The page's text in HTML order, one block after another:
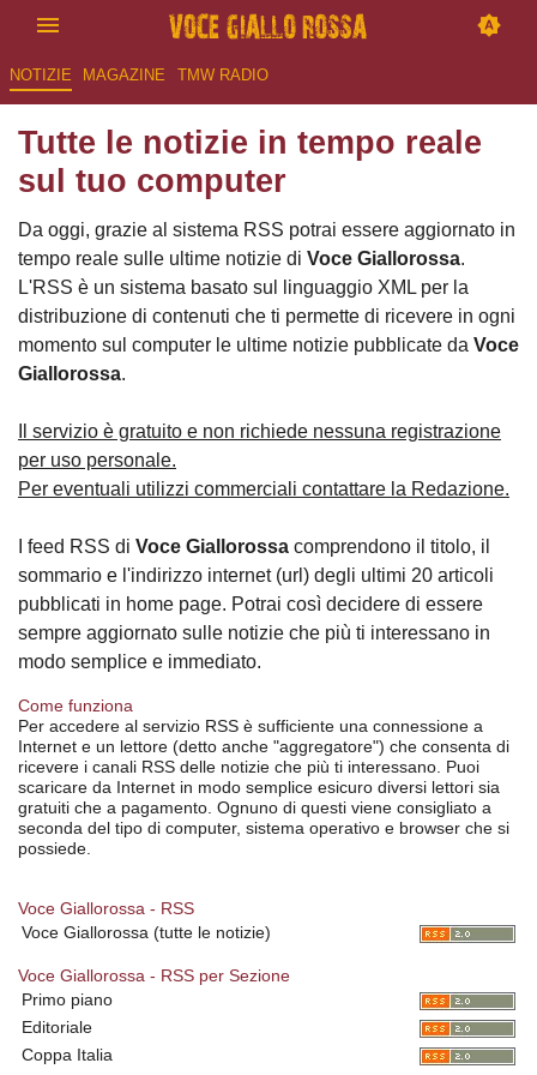
NOTIZIE MAGAZINE TMW RADIO
Tutte le notizie in tempo reale
sul tuo computer
Da oggi, grazie al sistema RSS potrai essere aggiornato in
tempo reale sulle ultime notizie di Voce Giallorossa.
L'RSS è un sistema basato sul linguaggio XML per la
distribuzione di contenuti che ti permette di ricevere in ogni
momento sul computer le ultime notizie pubblicate da Voce
Giallorossa.
Il servizio è gratuito e non richiede nessuna registrazione
per uso personale.
Per eventuali utilizzi commerciali contattare la Redazione.
I feed RSS di Voce Giallorossa comprendono il titolo, il
sommario e l'indirizzo internet (url) degli ultimi 20 articoli
pubblicati in home page. Potrai così decidere di essere
sempre aggiornato sulle notizie che più ti interessano in
modo semplice e immediato.
Come funziona
Per accedere al servizio RSS è sufficiente una connessione a
Internet e un lettore (detto anche "aggregatore") che consenta di
ricevere i canali RSS delle notizie che più ti interessano. Puoi
scaricare da Internet in modo semplice esicuro diversi lettori sia
gratuiti che a pagamento. Ognuno di questi viene consigliato a
seconda del tipo di computer, sistema operativo e browser che si
possiede.
Voce Giallorossa - RSS
Voce Giallorossa (tutte le notizie)
Voce Giallorossa - RSS per Sezione
Primo piano
Editoriale
Coppa Italia